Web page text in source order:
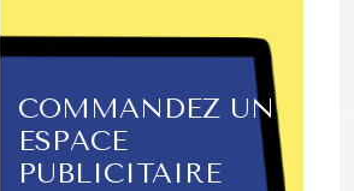
COMMANDEZ UN
ESPACE
PUBLICITAIRE